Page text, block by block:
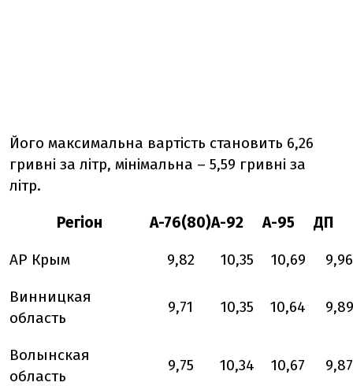
Його максимальна вартість становить 6,26
гривні за літр, мінімальна – 5,59 гривні за
літр.
Регіон А-76(80)А-92 А-95 ДП
АР Крым 9,82 10,35 10,69 9,96
Винницкая
область
9,71 10,35 10,64 9,89
Волынская
область
9,75 10,34 10,67 9,87